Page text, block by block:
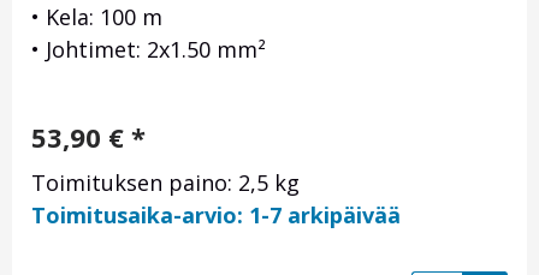
• Kela: 100 m
• Johtimet: 2x1.50 mm²
53,90 € *
Toimituksen paino: 2,5 kg
Toimitusaika-arvio: 1-7 arkipäivää